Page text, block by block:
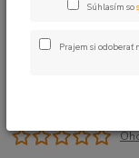
Súhlasím so
Prajem si odoberať